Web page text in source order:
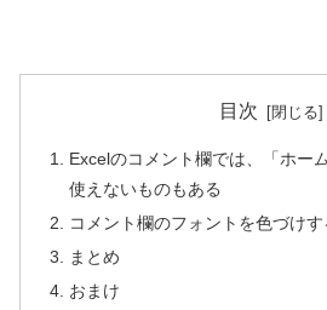
目次
Excelのコメント欄では、「ホー
使えないものもある
コメント欄のフォントを色づけす
まとめ
おまけ